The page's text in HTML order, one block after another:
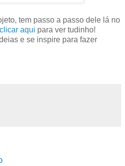
tem passo a passo dele lá no
clicar aqui para ver tudinho!
e se inspire para fazer